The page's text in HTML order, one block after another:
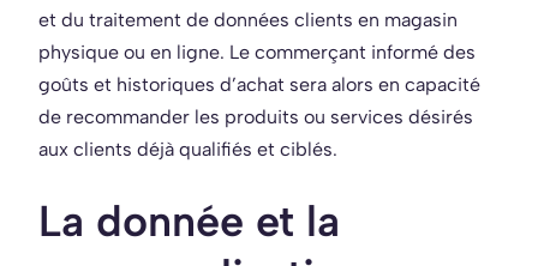
et du traitement de données clients en magasin
physique ou en ligne. Le commerçant informé des
goûts et historiques d’achat sera alors en capacité
de recommander les produits ou services désirés
aux clients déjà qualifiés et ciblés.
La donnée et la